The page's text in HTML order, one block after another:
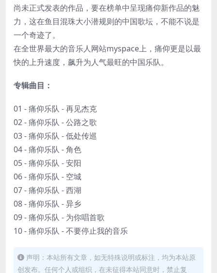
尚未正式发表的作品，要在榜单中呈现痛仰新作品的魅
力，这在鱼目混珠大小潜规则的中国歌坛，不能不说是
一个奇迹了。
在全世界最大的音乐人网站myspace上，痛仰更是以最
快的上升速度，飙升为人气最旺的中国乐队。
专辑曲目：
01 - 痛仰乐队 - 再见杰克
02 - 痛仰乐队 - 公路之歌
03 - 痛仰乐队 - 低处传巡
04 - 痛仰乐队 - 角色
05 - 痛仰乐队 - 安阳
06 - 痛仰乐队 - 空城
07 - 痛仰乐队 - 西湖
08 - 痛仰乐队 - 异乡
09 - 痛仰乐队 - 为你唱首歌
10 - 痛仰乐队 - 不要停止我的音乐
声明：本站所有文章，如无特殊说明或标注，均为本站原
创发布。任何个人或组织，在未征得本站同意时，禁止复